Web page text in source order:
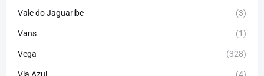
Vale do Jaguaribe (3)
Vans (1)
Vega (328)